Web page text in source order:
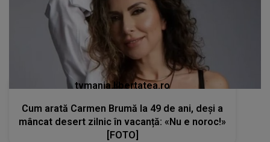
tvmania.libertatea.ro
Cum arată Carmen Brumă la 49 de ani, deși a
mâncat desert zilnic în vacanță: «Nu e noroc!»
[FOTO]